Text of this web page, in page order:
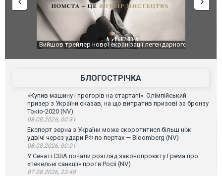
Вийшов трейлер нової екранізації легендарного
БЛОГОСТРІЧКА
«Купив машину і прогорів на стартапі». Олімпійський
призер з України сказав, на що витратив призові за бронзу
Токіо-2020 (NV)
08.08.2026, 00:31
Експорт зерна з України може скоротитися більш ніж
удвічі через удари РФ по портах — Bloomberg (NV)
08.08.2026, 00:01
У Сенаті США почали розгляд законопроєкту Грема про
«пекельні санкції» проти Росії (NV)
07.08.2026, 23:48